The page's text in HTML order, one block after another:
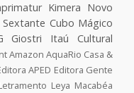
Kimera Novo
Sextante Cubo Mágico
Giostri
Itaú Cultural
Amazon AquaRio Casa &
APED Editora Gente
Leya Macabéa